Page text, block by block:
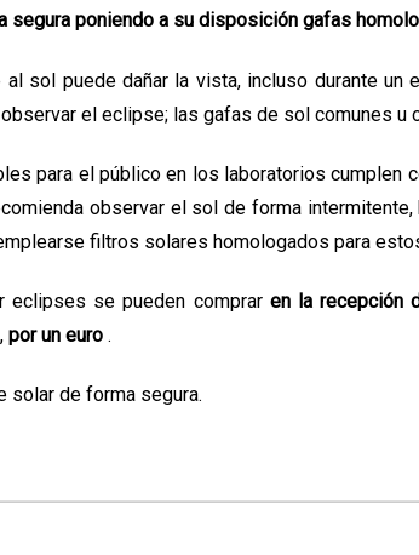
segura poniendo a su disposición gafas
al sol puede dañar la vista, incluso durante
el eclipse; las gafas de sol comunes
para el público en los laboratorios cumplen
observar el sol de forma
filtros solares homologados para
eclipses se pueden comprar en la recepción
por un euro .
solar de forma segura.